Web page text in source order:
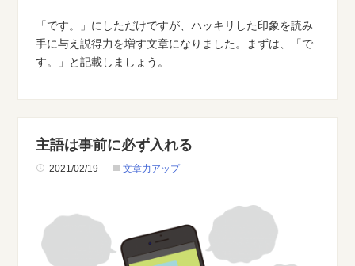
「です。」にしただけですが、ハッキリした印象を読み
手に与え説得力を増す文章になりました。まずは、「で
す。」と記載しましょう。
主語は事前に必ず入れる
2021/02/19 文章力アップ